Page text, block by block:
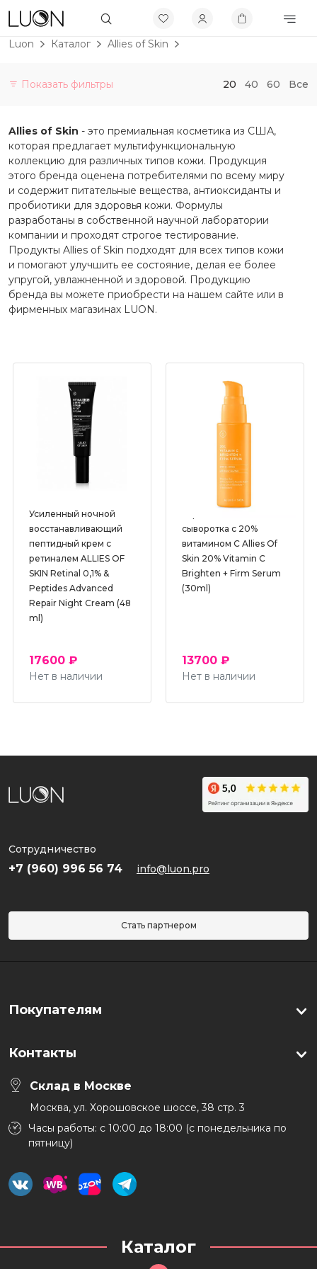
Luon Каталог Allies of Skin
Показать фильтры 20 40 60 Все
Не будет больше в продаже
Скидки до 50%
Бренды
Allies of Skin
APRILSKIN
AROCELL
AXIS-Y
Celimax
Dr. Althea
House of HUR
Liposomal vitamins
Ma:nyo
Medicube
Raund Lab
Real Barrier
Schwanen Garten
UIQ
Уход
Серии
Allies of Skin - это премиальная косметика из США,
которая предлагает мультифункциональную
коллекцию для различных типов кожи. Продукция
этого бренда оценена потребителями по всему миру
и содержит питательные вещества, антиоксиданты и
пробиотики для здоровья кожи. Формулы
разработаны в собственной научной лаборатории
компании и проходят строгое тестирование.
Продукты Allies of Skin подходят для всех типов кожи
и помогают улучшить ее состояние, делая ее более
упругой, увлажненной и здоровой. Продукцию
бренда вы можете приобрести на нашем сайте или в
фирменных магазинах LUON.
Усиленный ночной
восстанавливающий
пептидный крем с
ретиналем ALLIES OF
SKIN Retinal 0,1% &
Peptides Advanced
Repair Night Cream (48
ml)
17600 ₽
Нет в наличии
сыворотка с 20%
витамином C Allies Of
Skin 20% Vitamin C
Brighten + Firm Serum
(30ml)
13700 ₽
Нет в наличии
Сотрудничество
+7 (960) 996 56 74 info@luon.pro
Стать партнером
Покупателям
Контакты
Склад в Москве
Москва, ул. Хорошовское шоссе, 38 стр. 3
Часы работы: с 10:00 до 18:00 (с понедельника по
пятницу)
Каталог